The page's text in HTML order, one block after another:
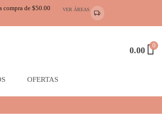
compra de $50.00
VER ÁREAS
0.00 0
OFERTAS